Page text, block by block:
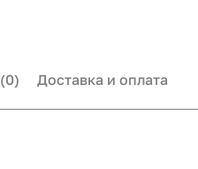
(0) Доставка и оплата